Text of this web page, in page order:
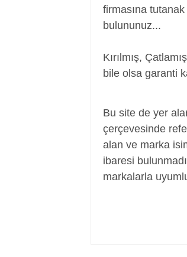
firmasına
bulununuz...
Kırılmış,
bile olsa garanti
Bu site de yer
çerçevesinde
alan ve marka
ibaresi
markalarla